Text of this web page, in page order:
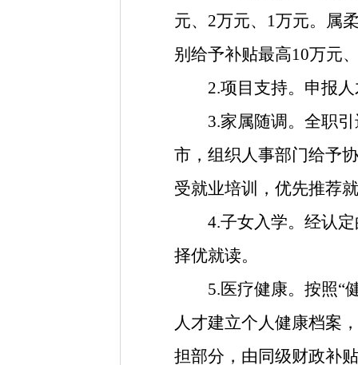
元、2万元、1万元。 属
别给予补贴最高10万元
2.项目支持。申报人
3.家属随调。 全职
市，组织人事部门给予
受就业培训，优先推荐
4.子女入学。 经认
择优就读。
5.医疗健康。按照“
人才建立个人健康档案
担部分， 由同级财政补贴